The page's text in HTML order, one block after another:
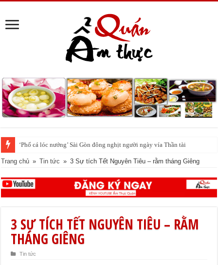
Ngày vía thần Tài tuyệt đối không quên 5 điều này, bạn có biết ?
Trang chủ » Tin tức » 3 Sự tích Tết Nguyên Tiêu – rằm tháng Giêng
3 SỰ TÍCH TẾT NGUYÊN TIÊU – RẰM
THÁNG GIÊNG
Tin tức